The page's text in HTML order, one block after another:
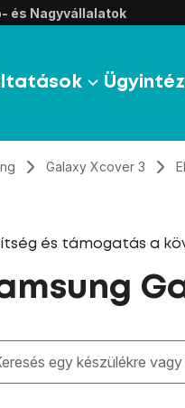
és Nagyvállalatok
Galaxy Xcover 3
és támogatás a
közben